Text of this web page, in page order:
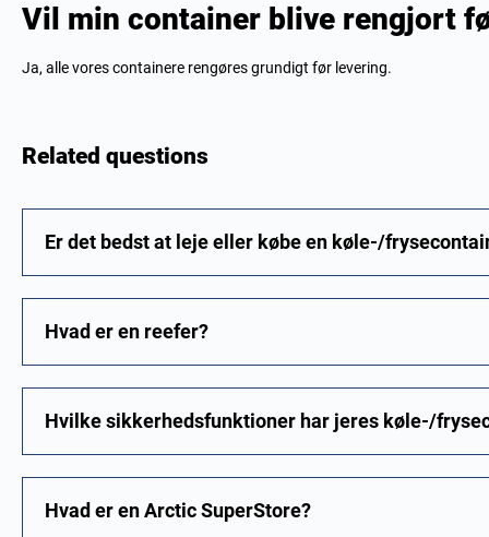
Vil min container blive rengjort
Ja, alle vores containere rengøres grundigt før levering.
Related questions
Er det bedst at leje eller købe en køle-/
Hvad er en reefer?
Hvilke sikkerhedsfunktioner har jeres køle-/
Hvad er en Arctic SuperStore?